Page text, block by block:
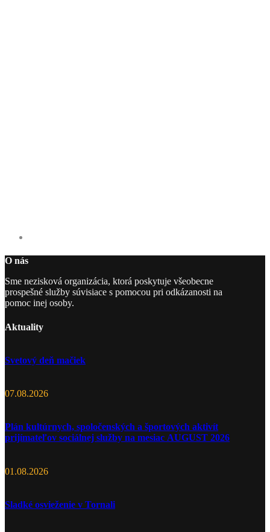
O nás
Sme nezisková organizácia, ktorá poskytuje všeobecne
prospešné služby súvisiace s pomocou pri odkázanosti na
pomoc inej osoby.
Aktuality
Svetový deň mačiek
07.08.2026
Plán kultúrnych, spoločenských a športových aktivít
prijímateľov sociálnej služby na mesiac AUGUST 2026
01.08.2026
Sladké osvieženie v Tornali